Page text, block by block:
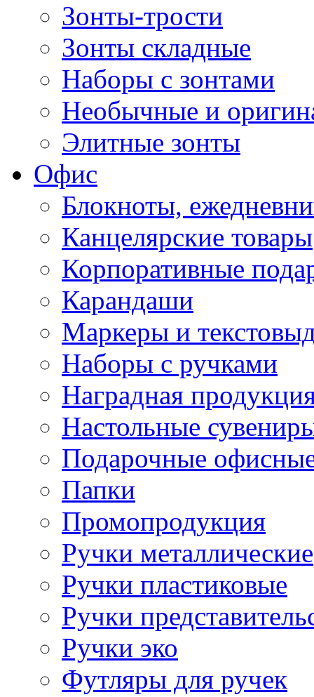
Зонты-трости
Зонты складные
Наборы с зонтами
Необычные и
Элитные зонты
Офис
Блокноты,
Канцелярские товары
Корпоративные
Карандаши
Маркеры и
Наборы с ручками
Наградная
Настольные
Подарочные
Папки
Промопродукция
Ручки металлические
Ручки пластиковые
Ручки
Ручки эко
Футляры для ручек